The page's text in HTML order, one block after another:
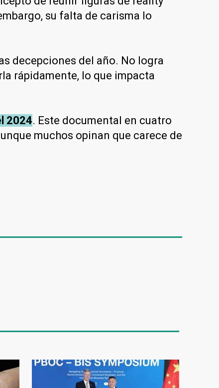
su falta de carisma lo
decepciones del año. No logra
rápidamente, lo que impacta
2024. Este documental en cuatro
muchos opinan que carece de